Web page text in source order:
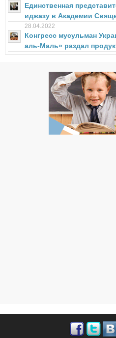
Единственная
иджазу в Академии
28.04.2022
Конгресс мусульман
аль-Маль» раздал